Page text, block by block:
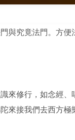
與究竟法門。方
來修行，如念經
來接我們去西方